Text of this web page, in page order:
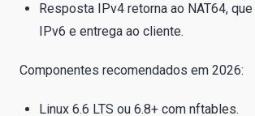
Resposta IPv4 retorna ao NAT64,
IPv6 e entrega ao cliente.
Componentes recomendados em 2026:
Linux 6.6 LTS ou 6.8+ com nftables.